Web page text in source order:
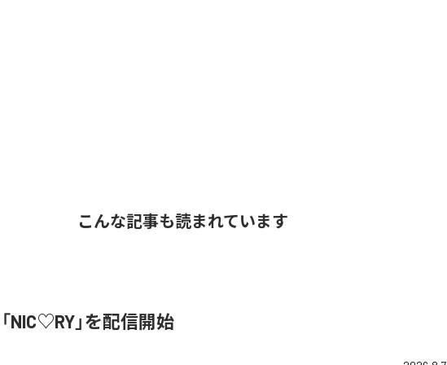
こんな記事も読まれています
NIC♡RY」を配信開始